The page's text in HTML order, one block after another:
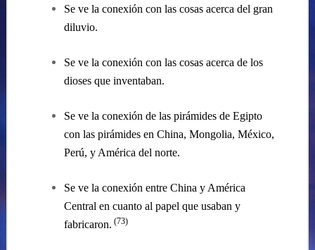
Se ve la conexión con las cosas acerca del gran
diluvio.
Se ve la conexión con las cosas acerca de los
dioses que inventaban.
Se ve la conexión de las pirámides de Egipto
con las pirámides en China, Mongolia, México,
Perú, y América del norte.
Se ve la conexión entre China y América
Central en cuanto al papel que usaban y
fabricaron. (73)